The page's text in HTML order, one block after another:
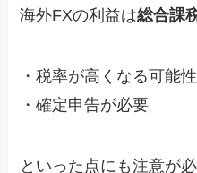
海外FXの利益は総合課
・税率が高くなる可能性
・確定申告が必要
といった点にも注意が必